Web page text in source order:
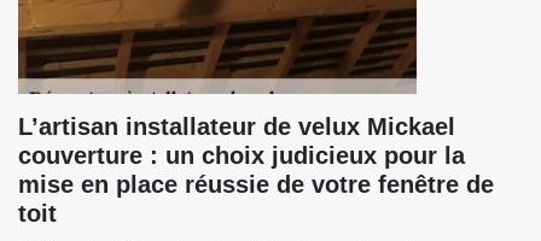
L’artisan installateur de velux Mickael
couverture : un choix judicieux pour la
mise en place réussie de votre fenêtre de
toit